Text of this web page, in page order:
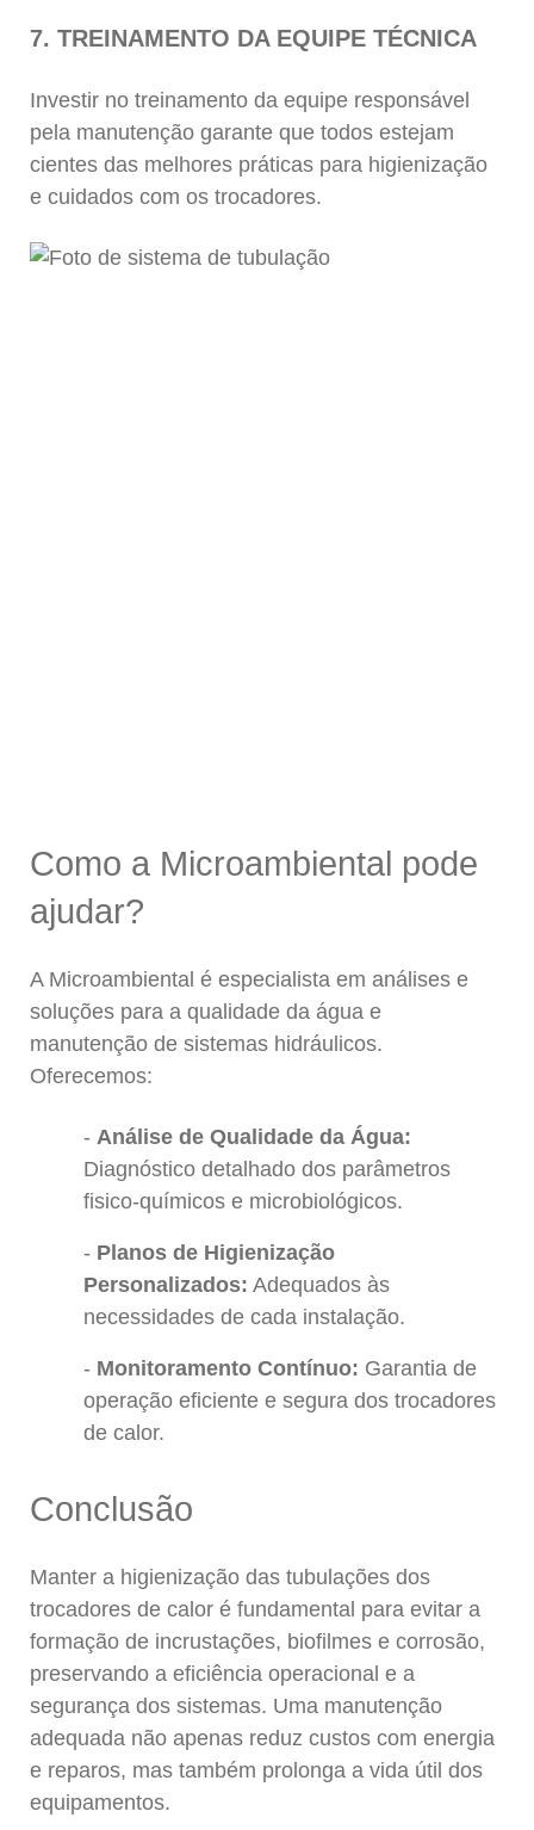
7. TREINAMENTO DA EQUIPE TÉCNICA
Investir no treinamento da equipe responsável
pela manutenção garante que todos estejam
cientes das melhores práticas para higienização
e cuidados com os trocadores.
Como a Microambiental pode
ajudar?
A Microambiental é especialista em análises e
soluções para a qualidade da água e
manutenção de sistemas hidráulicos.
Oferecemos:
Análise de Qualidade da Água:
Diagnóstico detalhado dos parâmetros
fisico-químicos e microbiológicos.
Planos de Higienização
Personalizados: Adequados às
necessidades de cada instalação.
Monitoramento Contínuo: Garantia de
operação eficiente e segura dos trocadores
de calor.
Conclusão
Manter a higienização das tubulações dos
trocadores de calor é fundamental para evitar a
formação de incrustações, biofilmes e corrosão,
preservando a eficiência operacional e a
segurança dos sistemas. Uma manutenção
adequada não apenas reduz custos com energia
e reparos, mas também prolonga a vida útil dos
equipamentos.